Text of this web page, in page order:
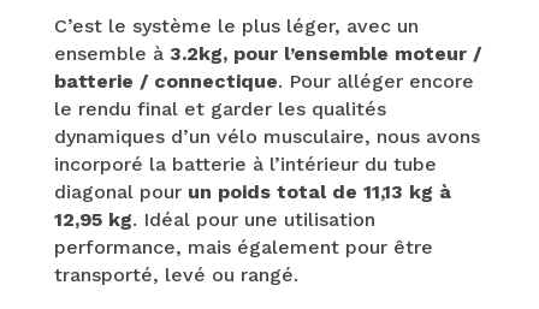
C’est le système le plus léger, avec un
ensemble à 3.2kg, pour l’ensemble moteur /
batterie / connectique. Pour alléger encore
le rendu final et garder les qualités
dynamiques d’un vélo musculaire, nous avons
incorporé la batterie à l’intérieur du tube
diagonal pour un poids total de 11,13 kg à
12,95 kg. Idéal pour une utilisation
performance, mais également pour être
transporté, levé ou rangé.